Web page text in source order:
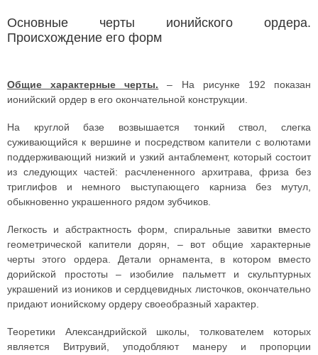
Основные черты ионийского ордера.
Происхождение его форм
Общие характерные черты. – На рисунке 192 показан
ионийский ордер в его окончательной конструкции.
На круглой базе возвышается тонкий ствол, слегка
суживающийся к вершине и посредством капители с волютами
поддерживающий низкий и узкий антаблемент, который состоит
из следующих частей: расчлененного архитрава, фриза без
триглифов и немного выступающего карниза без мутул,
обыкновенно украшенного рядом зубчиков.
Легкость и абстрактность форм, спиральные завитки вместо
геометрической капители дорян, – вот общие характерные
черты этого ордера. Детали орнамента, в котором вместо
дорийской простоты – изобилие пальметт и скульптурных
украшений из иоников и сердцевидных листочков, окончательно
придают ионийскому ордеру своеобразный характер.
Теоретики Александрийской школы, толкователем которых
является Витрувий, уподобляют манеру и пропорции